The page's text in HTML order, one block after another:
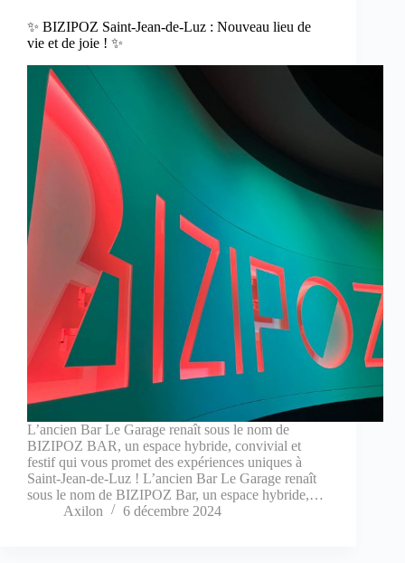
✨ BIZIPOZ Saint-Jean-de-Luz : Nouveau lieu de
vie et de joie ! ✨
L’ancien Bar Le Garage renaît sous le nom de
BIZIPOZ BAR, un espace hybride, convivial et
festif qui vous promet des expériences uniques à
Saint-Jean-de-Luz ! L’ancien Bar Le Garage renaît
sous le nom de BIZIPOZ Bar, un espace hybride,…
Axilon
6 décembre 2024